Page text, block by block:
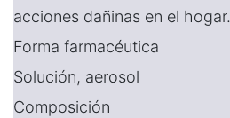
acciones dañinas en el hogar.
Forma farmacéutica
Solución, aerosol
Composición